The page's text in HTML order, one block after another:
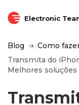
Electronic
Blog
Como
Transmita do
Melhores